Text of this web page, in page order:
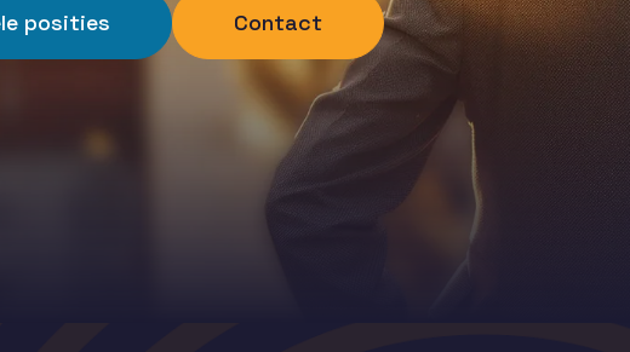
posities Contact